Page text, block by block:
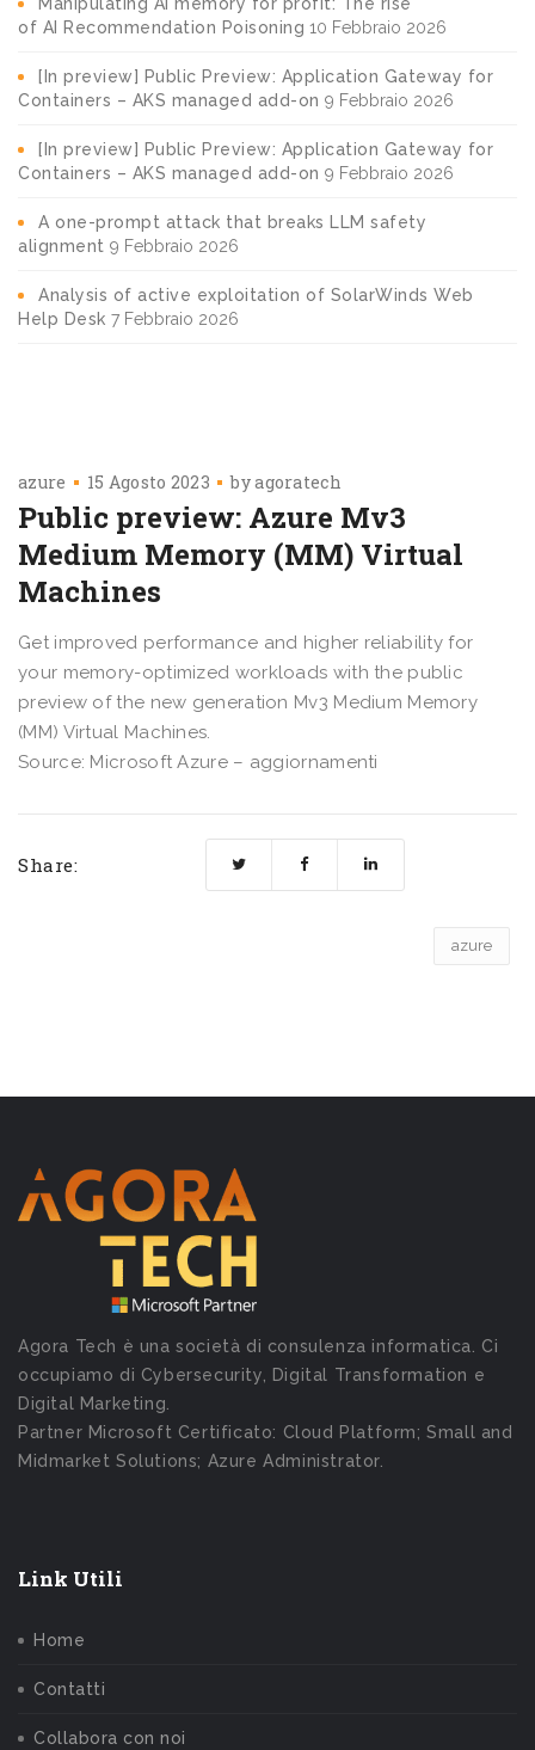
of AI Recommendation Poisoning 10 Febbraio 2026
[In preview] Public Preview: Application Gateway for
Containers – AKS managed add-on 9 Febbraio 2026
[In preview] Public Preview: Application Gateway for
Containers – AKS managed add-on 9 Febbraio 2026
A one-prompt attack that breaks LLM safety
alignment 9 Febbraio 2026
Analysis of active exploitation of SolarWinds Web
Help Desk 7 Febbraio 2026
azure 15 Agosto 2023 byagoratech
Public preview: Azure Mv3
Medium Memory (MM) Virtual
Machines
Get improved performance and higher reliability for
your memory-optimized workloads with the public
preview of the new generation Mv3 Medium Memory
(MM) Virtual Machines.
Source: Microsoft Azure – aggiornamenti
Share:
azure
Agora Tech è una società di consulenza informatica. Ci
occupiamo di Cybersecurity, Digital Transformation e
Digital Marketing.
Partner Microsoft Certificato: Cloud Platform; Small and
Midmarket Solutions; Azure Administrator.
Link Utili
Home
Contatti
Collabora con noi